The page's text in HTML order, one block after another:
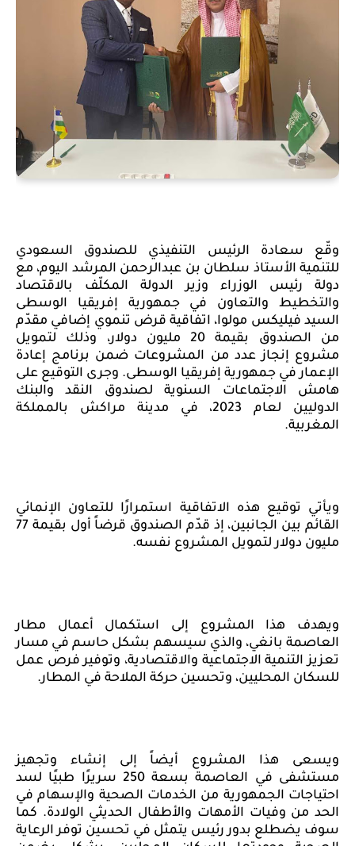
وقّع سعادة الرئيس التنفيذي للصندوق السعودي
للتنمية الأستاذ سلطان بن عبدالرحمن المرشد اليوم، مع
دولة رئيس الوزراء وزير الدولة المكلّف بالاقتصاد
والتخطيط والتعاون في جمهورية إفريقيا الوسطى
السيد فيليكس مولوا، اتفاقية قرض تنموي إضافي مقدّم
من الصندوق بقيمة 20 مليون دولار، وذلك لتمويل
مشروع إنجاز عدد من المشروعات ضمن برنامج إعادة
الإعمار في جمهورية إفريقيا الوسطى. وجرى التوقيع على
هامش الاجتماعات السنوية لصندوق النقد والبنك
الدوليين لعام 2023، في مدينة مراكش بالمملكة
المغربية.
ويأتي توقيع هذه الاتفاقية استمرارًا للتعاون الإنمائي
القائم بين الجانبين، إذ قدّم الصندوق قرضاً أول بقيمة 77
مليون دولار لتمويل المشروع نفسه.
ويهدف هذا المشروع إلى استكمال أعمال مطار
العاصمة بانغي، والذي سيسهم بشكل حاسم في مسار
تعزيز التنمية الاجتماعية والاقتصادية، وتوفير فرص عمل
للسكان المحليين، وتحسين حركة الملاحة في المطار.
ويسعى هذا المشروع أيضاً إلى إنشاء وتجهيز
مستشفى في العاصمة بسعة 250 سريرًا طبيًا لسد
احتياجات الجمهورية من الخدمات الصحية والإسهام في
الحد من وفيات الأمهات والأطفال الحديثي الولادة. كما
سوف يضطلع بدور رئيس يتمثل في تحسين توفر الرعاية